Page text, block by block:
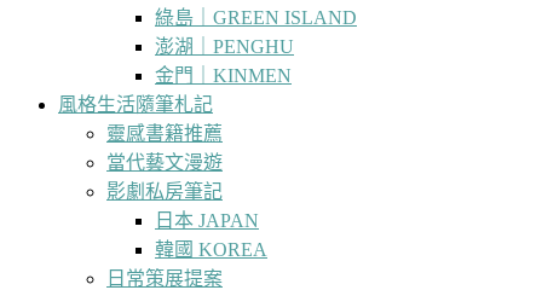
綠島｜GREEN ISLAND
澎湖｜PENGHU
金門｜KINMEN
風格生活隨筆札記
靈感書籍推薦
當代藝文漫遊
影劇私房筆記
日本 JAPAN
韓國 KOREA
日常策展提案